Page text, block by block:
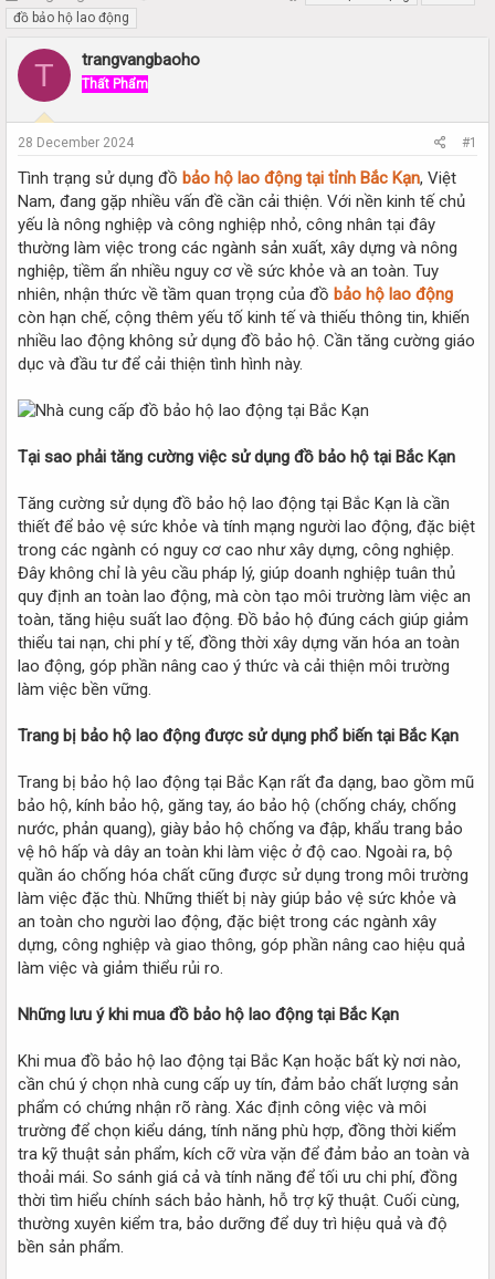
h
r
e
d
a
r
t
e
r
r
đồ bảo hộ lao động
T trangvangbaoho
Thất Phẩm
28 December 2024 #1
Tình trạng sử dụng đồ bảo hộ lao động tại tỉnh Bắc Kạn, Việt
Nam, đang gặp nhiều vấn đề cần cải thiện. Với nền kinh tế chủ
yếu là nông nghiệp và công nghiệp nhỏ, công nhân tại đây
thường làm việc trong các ngành sản xuất, xây dựng và nông
nghiệp, tiềm ẩn nhiều nguy cơ về sức khỏe và an toàn. Tuy
nhiên, nhận thức về tầm quan trọng của đồ bảo hộ lao động
còn hạn chế, cộng thêm yếu tố kinh tế và thiếu thông tin, khiến
nhiều lao động không sử dụng đồ bảo hộ. Cần tăng cường giáo
dục và đầu tư để cải thiện tình hình này.
Tại sao phải tăng cường việc sử dụng đồ bảo hộ tại Bắc Kạn
Tăng cường sử dụng đồ bảo hộ lao động tại Bắc Kạn là cần
thiết để bảo vệ sức khỏe và tính mạng người lao động, đặc biệt
trong các ngành có nguy cơ cao như xây dựng, công nghiệp.
Đây không chỉ là yêu cầu pháp lý, giúp doanh nghiệp tuân thủ
quy định an toàn lao động, mà còn tạo môi trường làm việc an
toàn, tăng hiệu suất lao động. Đồ bảo hộ đúng cách giúp giảm
thiểu tai nạn, chi phí y tế, đồng thời xây dựng văn hóa an toàn
lao động, góp phần nâng cao ý thức và cải thiện môi trường
làm việc bền vững.
Trang bị bảo hộ lao động được sử dụng phổ biến tại Bắc Kạn
Trang bị bảo hộ lao động tại Bắc Kạn rất đa dạng, bao gồm mũ
bảo hộ, kính bảo hộ, găng tay, áo bảo hộ (chống cháy, chống
nước, phản quang), giày bảo hộ chống va đập, khẩu trang bảo
vệ hô hấp và dây an toàn khi làm việc ở độ cao. Ngoài ra, bộ
quần áo chống hóa chất cũng được sử dụng trong môi trường
làm việc đặc thù. Những thiết bị này giúp bảo vệ sức khỏe và
an toàn cho người lao động, đặc biệt trong các ngành xây
dựng, công nghiệp và giao thông, góp phần nâng cao hiệu quả
làm việc và giảm thiểu rủi ro.
Những lưu ý khi mua đồ bảo hộ lao động tại Bắc Kạn
Khi mua đồ bảo hộ lao động tại Bắc Kạn hoặc bất kỳ nơi nào,
cần chú ý chọn nhà cung cấp uy tín, đảm bảo chất lượng sản
phẩm có chứng nhận rõ ràng. Xác định công việc và môi
trường để chọn kiểu dáng, tính năng phù hợp, đồng thời kiểm
tra kỹ thuật sản phẩm, kích cỡ vừa vặn để đảm bảo an toàn và
thoải mái. So sánh giá cả và tính năng để tối ưu chi phí, đồng
thời tìm hiểu chính sách bảo hành, hỗ trợ kỹ thuật. Cuối cùng,
thường xuyên kiểm tra, bảo dưỡng để duy trì hiệu quả và độ
bền sản phẩm.